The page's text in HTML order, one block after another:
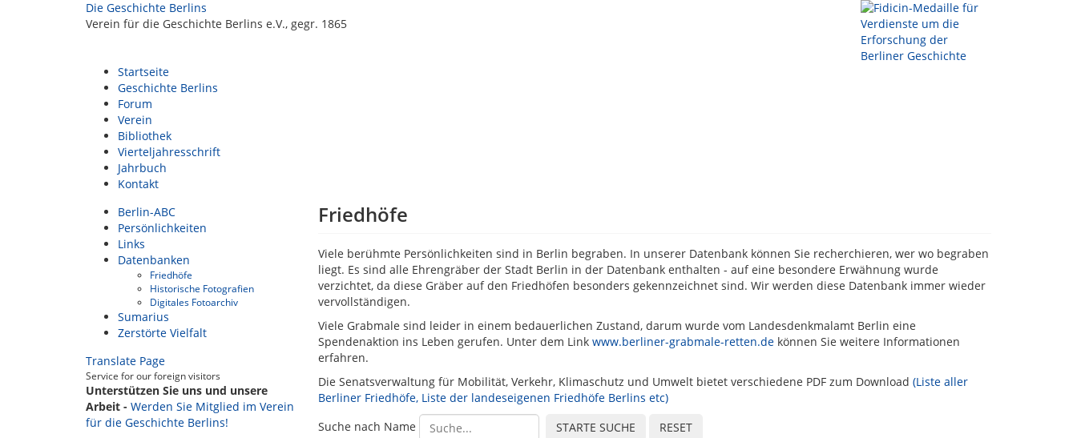
Die Geschichte Berlins
Verein für die Geschichte Berlins e.V., gegr. 1865
Startseite
Geschichte Berlins
Forum
Verein
Bibliothek
Vierteljahresschrift
Jahrbuch
Kontakt
Berlin-ABC
Persönlichkeiten
Links
Datenbanken
Friedhöfe
Historische Fotografien
Digitales Fotoarchiv
Sumarius
Zerstörte Vielfalt
Translate Page
Service for our foreign visitors
Unterstützen Sie uns und unsere
Arbeit - Werden Sie Mitglied im Verein
für die Geschichte Berlins!
Friedhöfe
Viele berühmte Persönlichkeiten sind in Berlin begraben. In unserer Datenbank können Sie recherchieren, wer wo begraben
liegt. Es sind alle Ehrengräber der Stadt Berlin in der Datenbank enthalten - auf eine besondere Erwähnung wurde
verzichtet, da diese Gräber auf den Friedhöfen besonders gekennzeichnet sind. Wir werden diese Datenbank immer wieder
vervollständigen.
Viele Grabmale sind leider in einem bedauerlichen Zustand, darum wurde vom Landesdenkmalamt Berlin eine
Spendenaktion ins Leben gerufen. Unter dem Link www.berliner-grabmale-retten.de können Sie weitere Informationen
erfahren.
Die Senatsverwaltung für Mobilität, Verkehr, Klimaschutz und Umwelt bietet verschiedene PDF zum Download (Liste aller
Berliner Friedhöfe, Liste der landeseigenen Friedhöfe Berlins etc)
Suche nach Name